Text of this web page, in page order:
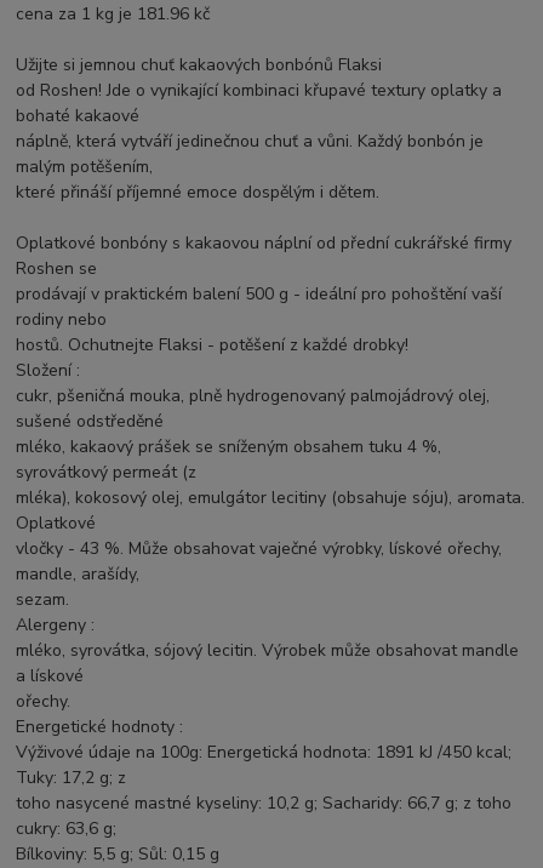
cena za 1 kg je 181.96 kč
Užijte si jemnou chuť kakaových bonbónů Flaksi
od Roshen! Jde o vynikající kombinaci křupavé textury oplatky a
bohaté kakaové
náplně, která vytváří jedinečnou chuť a vůni. Každý bonbón je
malým potěšením,
které přináší příjemné emoce dospělým i dětem.
Oplatkové bonbóny s kakaovou náplní od přední cukrářské firmy
Roshen se
prodávají v praktickém balení 500 g - ideální pro pohoštění vaší
rodiny nebo
hostů. Ochutnejte Flaksi - potěšení z každé drobky!
Složení :
cukr, pšeničná mouka, plně hydrogenovaný palmojádrový olej,
sušené odstředěné
mléko, kakaový prášek se sníženým obsahem tuku 4 %,
syrovátkový permeát (z
mléka), kokosový olej, emulgátor lecitiny (obsahuje sóju), aromata.
Oplatkové
vločky - 43 %. Může obsahovat vaječné výrobky, lískové ořechy,
mandle, arašídy,
sezam.
Alergeny :
mléko, syrovátka, sójový lecitin. Výrobek může obsahovat mandle
a lískové
ořechy.
Energetické hodnoty :
Výživové údaje na 100g: Energetická hodnota: 1891 kJ /450 kcal;
Tuky: 17,2 g; z
toho nasycené mastné kyseliny: 10,2 g; Sacharidy: 66,7 g; z toho
cukry: 63,6 g;
Bílkoviny: 5,5 g; Sůl: 0,15 g